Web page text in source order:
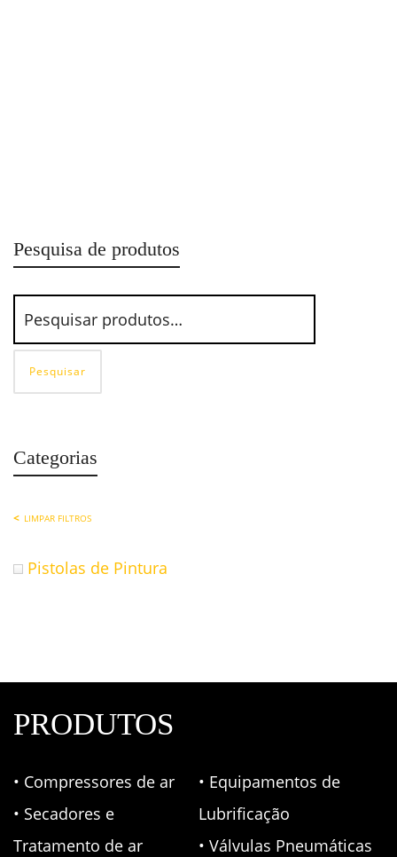
Pesquisa de produtos
Pesquisar
Categorias
LIMPAR FILTROS
Pistolas de Pintura
PRODUTOS
• Compressores de ar
• Secadores e
Tratamento de ar
• Equipamentos de
Lubrificação
• Válvulas Pneumáticas